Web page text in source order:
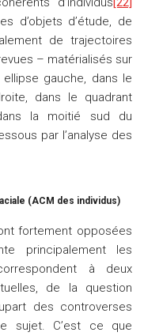
d’objets d’étude, de
de trajectoires
– matérialisés sur
gauche, dans le
dans le quadrant
la moitié sud du
par l’analyse des
(ACM des individus)
fortement opposées
principalement les
à deux
de la question
des controverses
sujet. C’est ce que